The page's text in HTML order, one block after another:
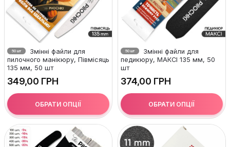
50 шт
Змінні файли для
пилочного манікюру, Півмісяць
135 мм, 50 шт
ГРН
ОБРАТИ ОПЦІЇ
50 шт
Змінні файли для
педикюру, МАКСІ 135 мм, 50
шт
ГРН
ОБРАТИ ОПЦІЇ